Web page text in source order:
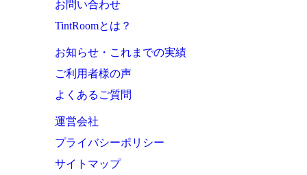
お問い合わせ
TintRoomとは？
お知らせ・これまでの実績
ご利用者様の声
よくあるご質問
運営会社
プライバシーポリシー
サイトマップ